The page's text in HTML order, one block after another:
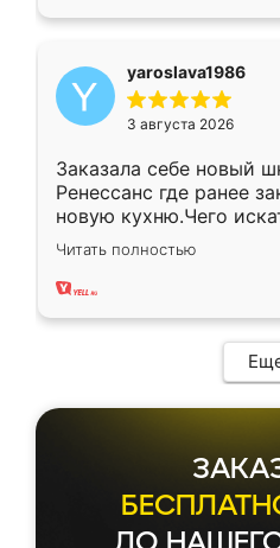
yaroslava1986
3 августа 2026
Заказала себе новый
Ренессанс где ранее
новую кухню.Чего
вполне довольна.
два года, нареканий нет.
Читать полностью